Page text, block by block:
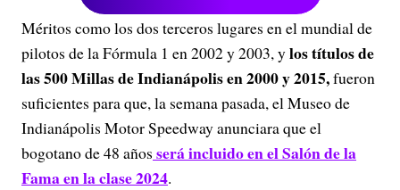
Méritos como los dos terceros lugares en el mundial de
pilotos de la Fórmula 1 en 2002 y 2003, ylos títulos de
las 500 Millas de Indianápolis en 2000 y 2015,fueron
suficientes para que, la semana pasada, el Museo de
Indianápolis Motor Speedway anunciara que el
bogotano de 48 años será incluido en el Salón de la
Fama en la clase 2024.